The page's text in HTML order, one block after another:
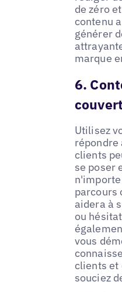
de zéro
contenu
générer
marque
6.
Utilisez
répondre
clients
se poser
parcours
aidera à
ou
vous
clients et
souciez